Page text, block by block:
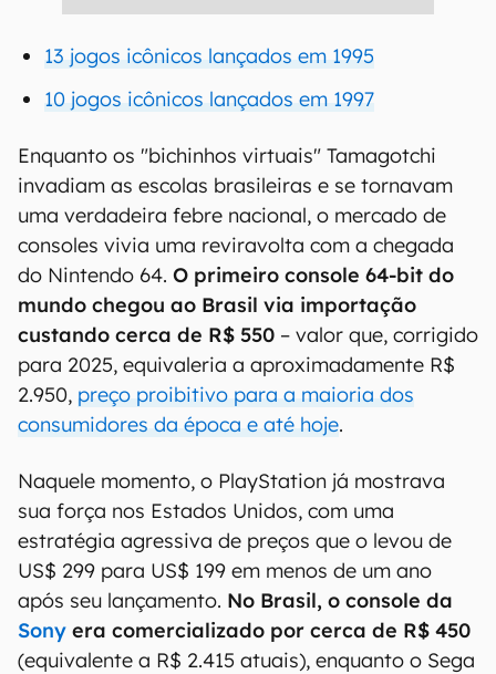
13 jogos icônicos lançados em 1995
10 jogos icônicos lançados em 1997
Enquanto os "bichinhos virtuais" Tamagotchi
invadiam as escolas brasileiras e se tornavam
uma verdadeira febre nacional, o mercado de
consoles vivia uma reviravolta com a chegada
do Nintendo 64. O primeiro console 64-bit do
mundo chegou ao Brasil via importação
custando cerca de R$ 550 – valor que, corrigido
para 2025, equivaleria a aproximadamente R$
2.950, preço proibitivo para a maioria dos
consumidores da época e até hoje.
Naquele momento, o PlayStation já mostrava
sua força nos Estados Unidos, com uma
estratégia agressiva de preços que o levou de
US$ 299 para US$ 199 em menos de um ano
após seu lançamento. No Brasil, o console da
Sony era comercializado por cerca de R$ 450
(equivalente a R$ 2.415 atuais), enquanto o Sega